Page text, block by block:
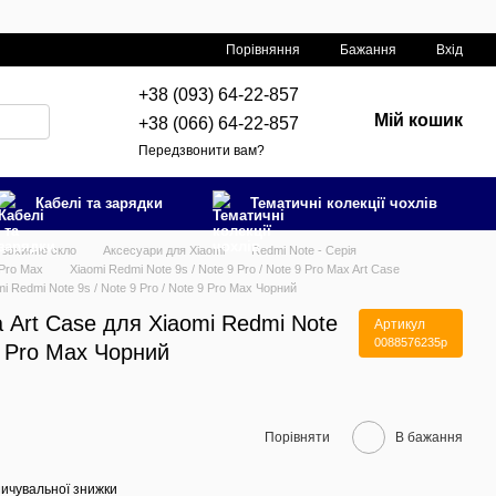
Порівняння Бажання Вхід
+38 (093) 64-22-857
+38 (066) 64-22-857
Передзвонити вам?
Мій кошик
Кабелі та зарядки Тематичні колекції чохлів
скло Аксесуари для Xiaomi
Redmi Note - Серія
Max
Xiaomi Redmi Note 9s / Note 9 Pro / Note 9 Pro Max Art Case
Redmi Note 9s / Note 9 Pro / Note 9 Pro Max Чорний
Art Case для Xiaomi Redmi Note
Max Чорний
Артикул
0088576235p
Порівняти В бажання
знижки